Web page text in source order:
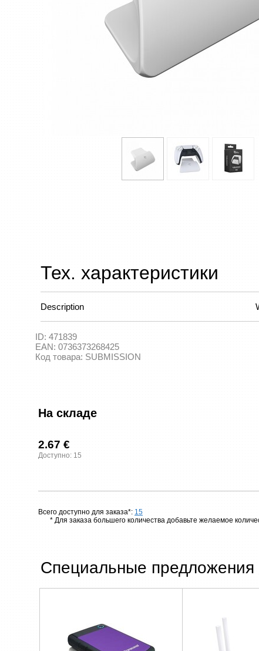
Тех. характеристики
Description
ID: 471839
EAN: 0736373268425
Код товара: SUBMISSION
На складе
2.67 €
Доступно: 15
Всего доступно для заказа*: 15
* Для заказа большего количества добавьте желаемое
Специальные предложения